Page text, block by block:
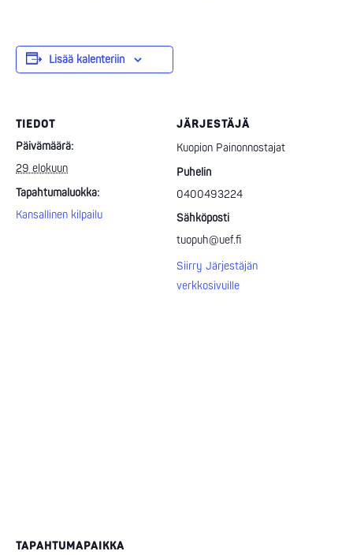
Lisää kalenteriin
TIEDOT
Päivämäärä:
29 elokuun
Tapahtumaluokka:
Kansallinen kilpailu
JÄRJESTÄJÄ
Kuopion Painonnostajat
Puhelin
0400493224
Sähköposti
tuopuh@uef.fi
Siirry Järjestäjän
verkkosivuille
TAPAHTUMAPAIKKA